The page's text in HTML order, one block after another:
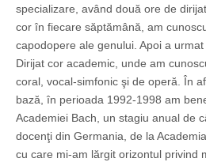
specializare, având două ore de
cor în fiecare săptămână, am
capodopere ale genului. Apoi a
Dirijat cor academic, unde am
coral, vocal-simfonic şi de operă. În
bază, în perioada 1992-1998 am
Academiei Bach, un stagiu anual de
docenţi din Germania, de la
cu care mi-am lărgit orizontul privind